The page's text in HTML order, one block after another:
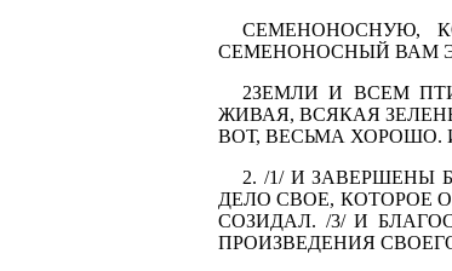
СЕМЕ­НОНОСНУЮ,
СЕМЕНОНОСНЫЙ ВАМ
2ЗЕМЛИ И ВСЕМ
ЖИВАЯ, ВСЯКАЯ
ВОТ, ВЕСЬМА ХОРОШО.
2. /1/ И ЗАВЕРШЕНЫ
ДЕЛО СВОЕ, КОТОРОЕ
СОЗИДАЛ. /3/ И
ПРОИЗВЕДЕНИЯ